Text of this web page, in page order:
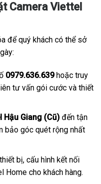
Camera Viettel
để quý khách có thể sở
0979.636.639hoặc truy
tư vấn gói cước và thiết
Hậu Giang (Cũ)đến tận
bảo góc quét rộng nhất
bị, cấu hình kết nối
cho khách hàng.